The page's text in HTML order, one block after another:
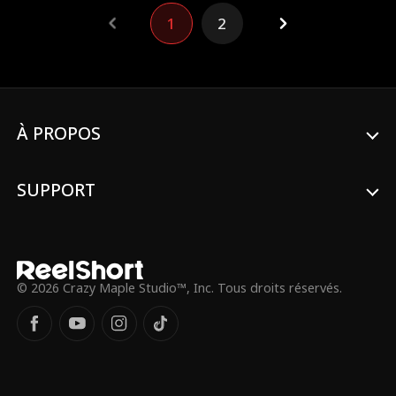
1 2
À PROPOS
SUPPORT
© 2026 Crazy Maple Studio™, Inc. Tous droits réservés.